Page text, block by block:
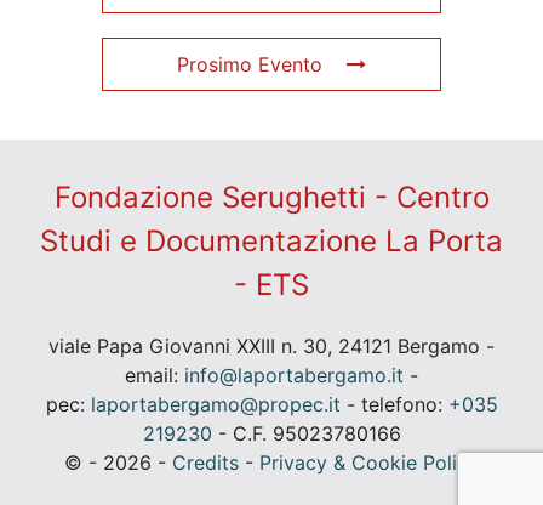
Prosimo Evento
Fondazione Serughetti - Centro
Studi e Documentazione La Porta
- ETS
viale Papa Giovanni XXIII n. 30, 24121 Bergamo -
email: info@laportabergamo.it -
pec: laportabergamo@propec.it - telefono: +035
219230 - C.F. 95023780166
© - 2026 - Credits - Privacy & Cookie Policy